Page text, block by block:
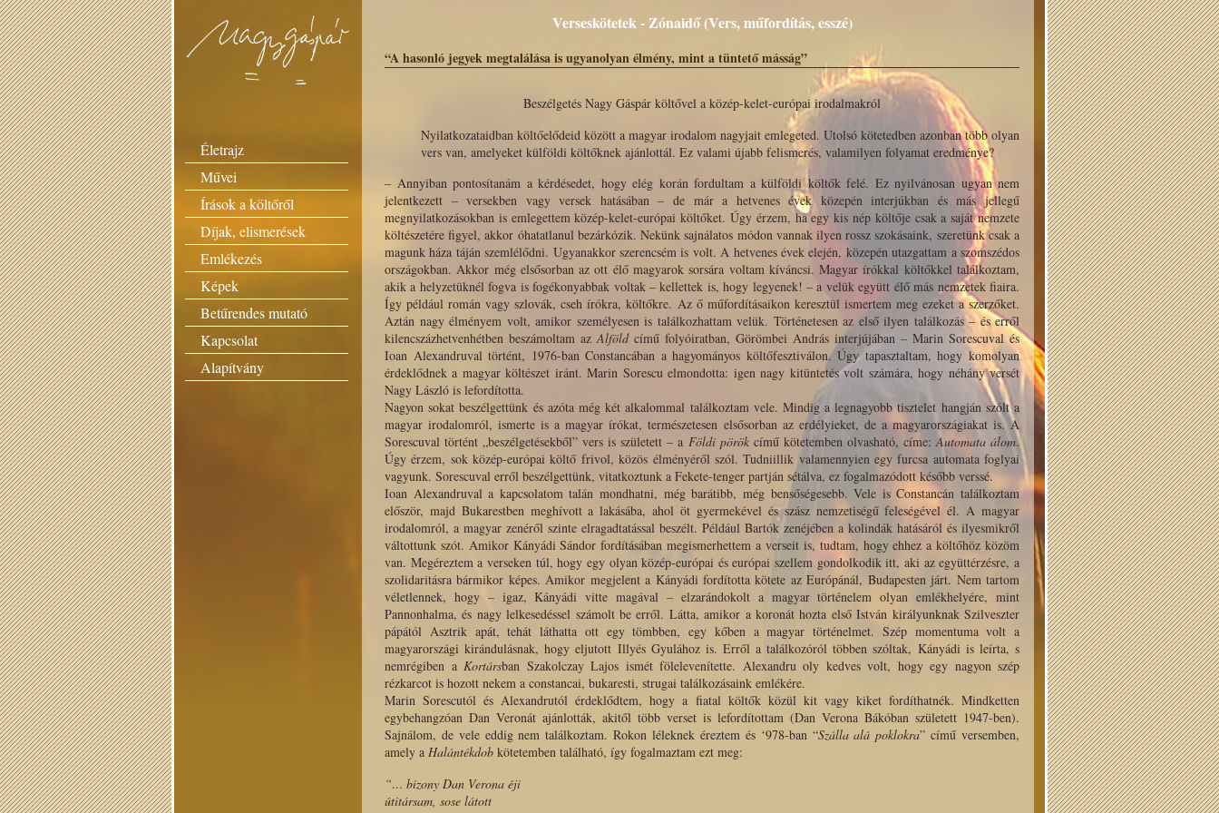
Életrajz
Művei
Írások a költőről
Díjak, elismerések
Emlékezés
Képek
Betűrendes mutató
Kapcsolat
Alapítvány
Verseskötetek - Zónaidő (Vers, műfordítás, esszé)
“A hasonló jegyek megtalálása is ugyanolyan élmény, mint a tüntető másság”
Beszélgetés Nagy Gáspár költővel a közép-kelet-európai irodalmakról
Nyilatkozataidban költőelődeid között a magyar irodalom nagyjait emlegeted. Utolsó kötetedben azonban több olyan
vers van, amelyeket külföldi költőknek ajánlottál. Ez valami újabb felismerés, valamilyen folyamat eredménye?
– Annyiban pontosítanám a kérdésedet, hogy elég korán fordultam a külföldi költők felé. Ez nyilvánosan ugyan nem
jelentkezett – versekben vagy versek hatásában – de már a hetvenes évek közepén interjúkban és más jellegű
megnyilatkozásokban is emlegettem közép-kelet-európai költőket. Úgy érzem, ha egy kis nép költője csak a saját nemzete
költészetére figyel, akkor óhatatlanul bezárkózik. Nekünk sajnálatos módon vannak ilyen rossz szokásaink, szeretünk csak a
magunk háza táján szemlélődni. Ugyanakkor szerencsém is volt. A hetvenes évek elején, közepén utazgattam a szomszédos
országokban. Akkor még elsősorban az ott élő magyarok sorsára voltam kíváncsi. Magyar írókkal költőkkel találkoztam,
akik a helyzetüknél fogva is fogékonyabbak voltak – kellettek is, hogy legyenek! – a velük együtt élő más nemzetek fiaira.
Így például román vagy szlovák, cseh írókra, költőkre. Az ő műfordításaikon keresztül ismertem meg ezeket a szerzőket.
Aztán nagy élményem volt, amikor személyesen is találkozhattam velük. Történetesen az első ilyen találkozás – és erről
kilencszázhetvenhétben beszámoltam azAlföldcímű folyóiratban, Görömbei András interjújában – Marin Sorescuval és
Ioan Alexandruval történt, 1976-ban Constancában a hagyományos költőfesztiválon. Úgy tapasztaltam, hogy komolyan
érdeklődnek a magyar költészet iránt. Marin Sorescu elmondotta: igen nagy kitüntetés volt számára, hogy néhány versét
Nagy László is lefordította.
Nagyon sokat beszélgettünk és azóta még két alkalommal találkoztam vele. Mindig a legnagyobb tisztelet hangján szólt a
magyar irodalomról, ismerte is a magyar írókat, természetesen elsősorban az erdélyieket, de a magyarországiakat is. A
Sorescuval történt „beszélgetésekből” vers is született – a Földi pörökcímű kötetemben olvasható, címe:Automata álom.
Úgy érzem, sok közép-európai költő frivol, közös élményéről szól. Tudniillik valamennyien egy furcsa automata foglyai
vagyunk. Sorescuval erről beszélgettünk, vitatkoztunk a Fekete-tenger partján sétálva, ez fogalmazódott később verssé.
Ioan Alexandruval a kapcsolatom talán mondhatni, még barátibb, még bensőségesebb. Vele is Constancán találkoztam
először, majd Bukarestben meghívott a lakásába, ahol öt gyermekével és szász nemzetiségű feleségével él. A magyar
irodalomról, a magyar zenéről szinte elragadtatással beszélt. Például Bartók zenéjében a kolindák hatásáról és ilyesmikről
váltottunk szót. Amikor Kányádi Sándor fordításában megismerhettem a verseit is, tudtam, hogy ehhez a költőhöz közöm
van. Megéreztem a verseken túl, hogy egy olyan közép-európai és európai szellem gondolkodik itt, aki az együttérzésre, a
szolida­ritásra bármikor képes. Amikor megjelent a Kányádi fordította kötete az Európánál, Bu­dapesten járt. Nem tartom
véletlennek, hogy – igaz, Kányádi vitte magával – elzarándo­kolt a magyar történelem olyan emlékhelyére, mint
Pannonhalma, és nagy lelkesedéssel számolt be erről. Látta, amikor a koronát hozta első István királyunknak Szilveszter
pá­pától Asztrik apát, tehát láthatta ott egy tömbben, egy kőben a magyar történelmet. Szép momentuma volt a
magyarországi kirándulásnak, hogy eljutott Illyés Gyulához is. Erről a találkozóról többen szóltak, Kányádi is leírta, s
nemrégiben a Kortársban Szakolczay Lajos ismét fölelevenítette. Alexandru oly kedves volt, hogy egy nagyon szép
rézkarcot is hozott nekem a constancai, bukaresti, strugai találkozásaink emlékére.
Marin Sorescutól és Alexandrutól érdeklődtem, hogy a fiatal költők közül kit vagy ki­ket fordíthatnék. Mindketten
egybehangzóan Dan Veronát ajánlották, akitől több verset is lefordítottam (Dan Verona Bákóban született 1947-ben).
Sajnálom, de vele eddig nem találkoztam. Rokon léleknek éreztem és ‘978-ban “Szálla alá poklokra” című versem­ben,
amely a Halántékdob kötetemben található, így fogalmaztam ezt meg:
“… bizony Dan Verona éji
útitársam, sose látott